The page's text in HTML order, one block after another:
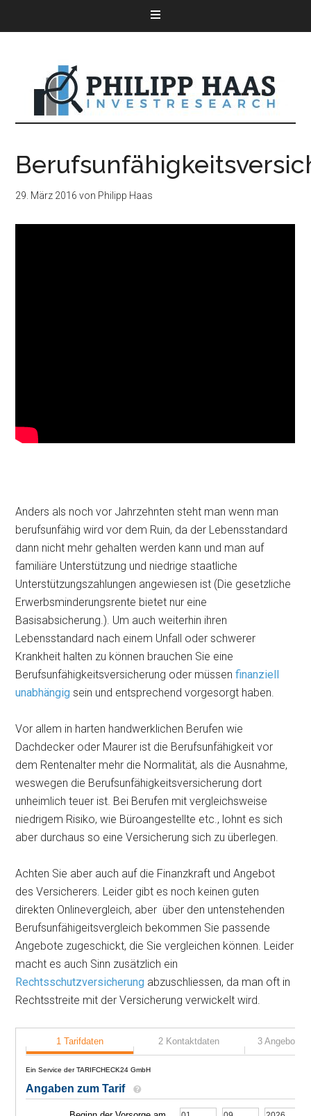
29. März 2016 von Philipp Haas
Anders als noch vor Jahrzehnten steht man wenn man
berufsunfähig wird vor dem Ruin, da der Lebensstandard
dann nicht mehr gehalten werden kann und man auf
familiäre Unterstützung und niedrige staatliche
Unterstützungszahlungen angewiesen ist (Die gesetzliche
Erwerbsminderungsrente bietet nur eine
Basisabsicherung.). Um auch weiterhin ihren
Lebensstandard nach einem Unfall oder schwerer
Krankheit halten zu können brauchen Sie eine
Berufsunfähigkeitsversicherung oder müssenfinanziell
unabhängig sein und entsprechend vorgesorgt haben.
Vor allem in harten handwerklichen Berufen wie
Dachdecker oder Maurer ist die Berufsunfähigkeit vor
dem Rentenalter mehr die Normalität, als die Ausnahme,
weswegen die Berufsunfähigkeitsversicherung dort
unheimlich teuer ist. Bei Berufen mit vergleichsweise
niedrigem Risiko, wie Büroangestellte etc., lohnt es sich
aber durchaus so eine Versicherung sich zu überlegen.
Achten Sie aber auch auf die Finanzkraft und Angebot
des Versicherers. Leider gibt es noch keinen guten
direkten Onlinevergleich, aber über den untenstehenden
Berufsunfähigeitsvergleich bekommen Sie passende
Angebote zugeschickt, die Sie vergleichen können. Leider
macht es auch Sinn zusätzlich ein
Rechtsschutzversicherung abzuschliessen, da man oft in
Rechtsstreite mit der Versicherung verwickelt wird.